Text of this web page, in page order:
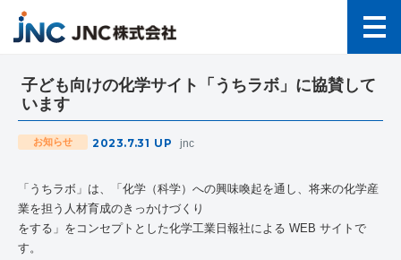
子ども向けの化学サイト「うちラボ」に協賛して
います
お知らせ 2023.7.31 UP jnc
「うちラボ」は、「化学（科学）への興味喚起を通し、将来の化学産
業を担う人材育成のきっかけづくり
をする」をコンセプトとした化学工業日報社による WEB サイトで
す。